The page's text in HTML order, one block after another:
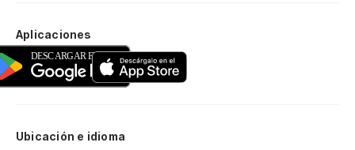
Aplicaciones
Ubicación e idioma